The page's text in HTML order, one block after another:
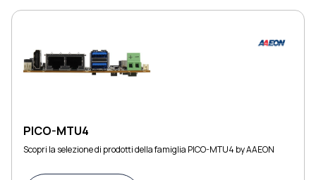
PICO-MTU4
Scopri la selezione di prodotti della famiglia PICO-MTU4 by AAEON